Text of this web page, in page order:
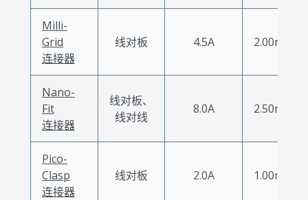
Milli-
Grid
连接器
线对板 4.5A 2.00mm
Nano-
Fit
连接器
线对板、
线对线
8.0A 2.50mm
Pico-
Clasp
连接器
线对板 2.0A 1.00mm